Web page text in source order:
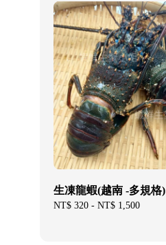
生凍龍蝦(越南 -多規格)
Regular
NT$ 320 - NT$ 1,500